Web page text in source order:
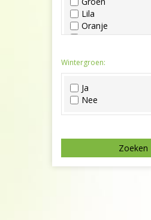
Lila
Oranje
Paars
Roze
Wit
Zwart
Wintergroen:
Ja
Nee